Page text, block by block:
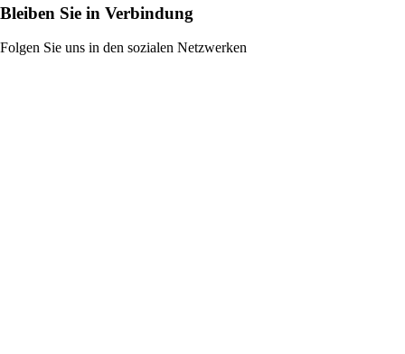
Bleiben Sie in Verbindung
Folgen Sie uns in den sozialen Netzwerken